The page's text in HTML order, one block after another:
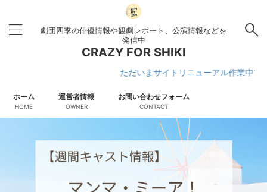
劇団四季の俳優情報や観劇レポート、公演情報などを
発信中
CRAZY FOR SHIKI
ただいまサイトリニューアル作業中です
ホーム
HOME
運営者情報
OWNER
お問い合わせフォーム
CONTACT